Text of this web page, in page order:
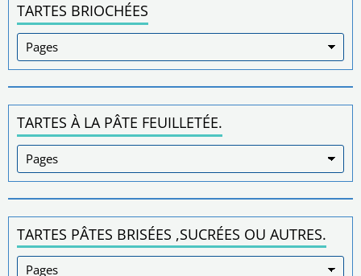
TARTES BRIOCHÉES
TARTES À LA PÂTE FEUILLETÉE.
TARTES PÂTES BRISÉES ,SUCRÉES OU AUTRES.